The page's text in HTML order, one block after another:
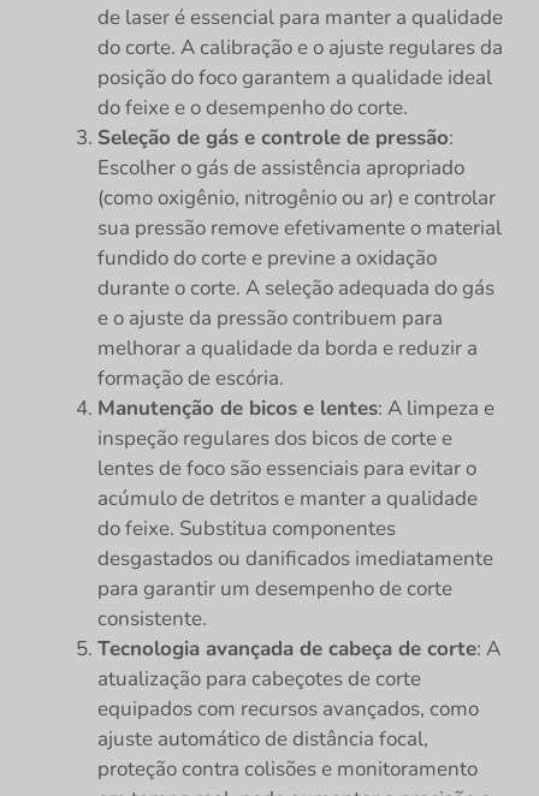
de laser é essencial para manter a qualidade
do corte. A calibração e o ajuste regulares da
posição do foco garantem a qualidade ideal
do feixe e o desempenho do corte.
Seleção de gás e controle de pressão:
Escolher o gás de assistência apropriado
(como oxigênio, nitrogênio ou ar) e controlar
sua pressão remove efetivamente o material
fundido do corte e previne a oxidação
durante o corte. A seleção adequada do gás
e o ajuste da pressão contribuem para
melhorar a qualidade da borda e reduzir a
formação de escória.
Manutenção de bicos e lentes: A limpeza e
inspeção regulares dos bicos de corte e
lentes de foco são essenciais para evitar o
acúmulo de detritos e manter a qualidade
do feixe. Substitua componentes
desgastados ou danificados imediatamente
para garantir um desempenho de corte
consistente.
Tecnologia avançada de cabeça de corte: A
atualização para cabeçotes de corte
equipados com recursos avançados, como
ajuste automático de distância focal,
proteção contra colisões e monitoramento